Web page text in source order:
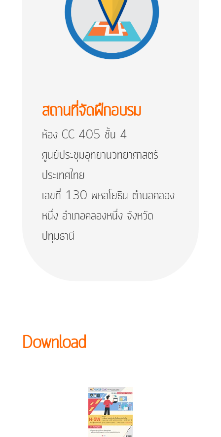
สถานที่จัดฝึกอบรม
ห้อง CC 405 ชั้น 4
ศูนย์ประชุมอุทยานวิทยาศาสตร์
ประเทศไทย
เลขที่ 130 พหลโยธิน ตำบลคลอง
หนึ่ง อำเภอคลองหนึ่ง จังหวัด
ปทุมธานี
Download